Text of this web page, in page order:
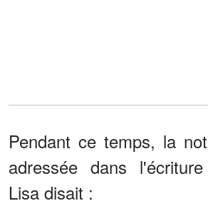
Pendant ce temps, la
adressée dans
Lisa disait :